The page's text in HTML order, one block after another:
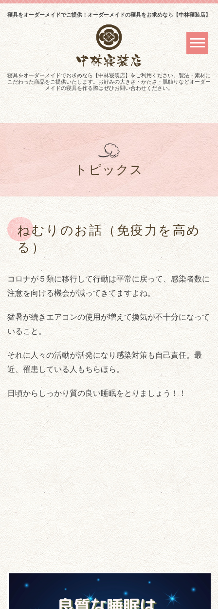
寝具をオーダーメイドでご提供！オーダーメイドの寝具をお求めなら【中林寝装店】
寝具をオーダーメイドでお求めなら【中林寝装店】をご利用ください。製法・素材に
こだわった商品をご提供いたします。お好みの大きさ・かたさ・肌触りなどオーダー
メイドの寝具を作る際はぜひお問い合わせください。
トピックス
ねむりのお話（免疫力を高め
る）
コロナが５類に移行して行動は平常に戻って、感染者数に
注意を向ける機会が減ってきてますよね。
猛暑が続きエアコンの使用が増えて換気が不十分になって
いること。
それに人々の活動が活発になり感染対策も自己責任。最
近、罹患している人もちらほら。
日頃からしっかり質の良い睡眠をとりましょう！！